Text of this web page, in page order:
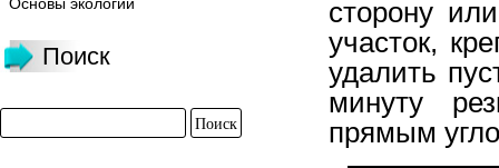
Поиск
сторону
участок,
удалить
минуту
прямым